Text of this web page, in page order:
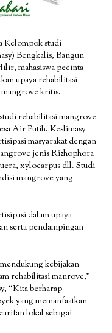
Kelompok studi
Bengkalis, Bangun
mahasiswa pecinta
upaya rehabilitasi
mangrove kritis.
rehabilitasi mangrove
Air Putih. Keslimasy
masyarakat dengan
jenis Rizhophora
xylocarpus dll. Studi
mangrove yang
dalam upaya
serta pendampingan
kebijakan
rehabilitasi manrove,”
“Kita berharap
yang memanfaatkan
lokal sebagai